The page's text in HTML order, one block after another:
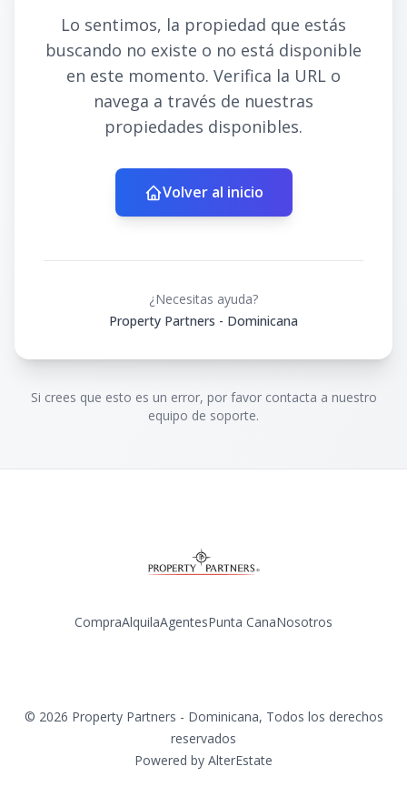
Lo sentimos, la propiedad que estás
buscando no existe o no está disponible
en este momento. Verifica la URL o
navega a través de nuestras
propiedades disponibles.
Volver al inicio
¿Necesitas ayuda?
Property Partners - Dominicana
Si crees que esto es un error, por favor contacta a nuestro
equipo de soporte.
CompraAlquilaAgentesPunta CanaNosotros
© 2026 Property Partners - Dominicana, Todos los derechos
reservados
Powered by AlterEstate